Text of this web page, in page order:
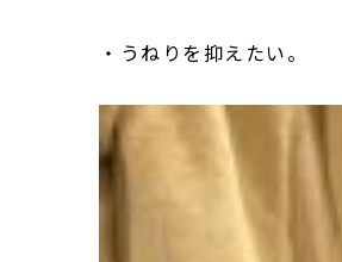
・うねりを抑えたい。